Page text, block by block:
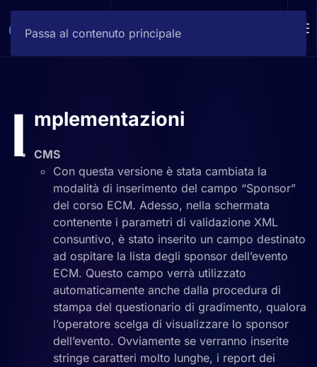
Passa al contenuto principale
I mplementazioni
CMS
Con questa versione è stata cambiata la
modalità di inserimento del campo “Sponsor”
del corso ECM. Adesso, nella schermata
contenente i parametri di validazione XML
consuntivo, è stato inserito un campo destinato
ad ospitare la lista degli sponsor dell’evento
ECM. Questo campo verrà utilizzato
automaticamente anche dalla procedura di
stampa del questionario di gradimento, qualora
l’operatore scelga di visualizzare lo sponsor
dell’evento. Ovviamente se verranno inserite
stringe caratteri molto lunghe, i report dei